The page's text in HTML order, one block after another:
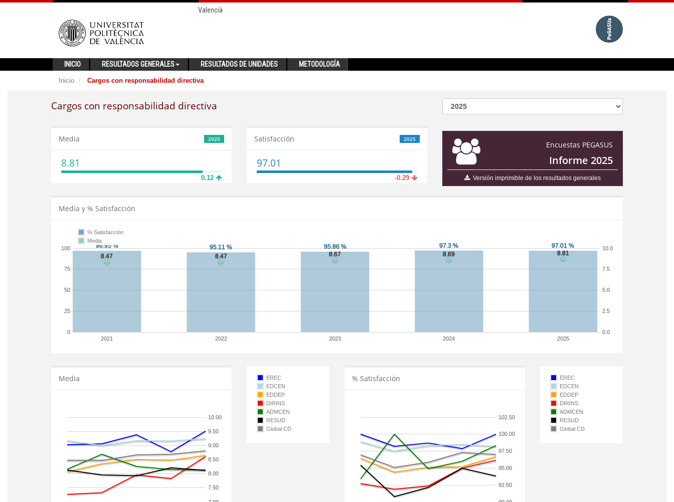
Valencià
INICIO RESULTADOS GENERALES RESULTADOS DE UNIDADES METODOLOGÍA
Inicio Cargos con responsabilidad directiva
Cargos con responsabilidad directiva
Encuestas PEGASUS
Informe 2025
Versión imprimible de los resultados generales
2025
Media
8.81
0.12
2025
Satisfacción
97.01
-0.29
Media y % Satisfacción
2021 2022 2023 2024 2025
0
25
50
75
100
0.0
2.5
5.0
7.5
10.0
% Satisfacción
Media
Media
7.50
8.00
8.50
9.00
9.50
10.00
EREC
EDCEN
EDDEP
DIRINS
ADMCEN
RESUD
Global CD
% Satisfacción
92.50
95.00
97.50
100.00
102.50
EREC
EDCEN
EDDEP
DIRINS
ADMCEN
RESUD
Global CD